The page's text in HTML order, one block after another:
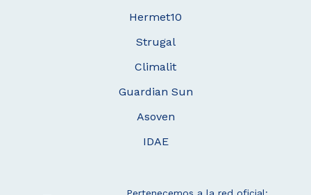
Hermet10
Strugal
Climalit
Guardian Sun
Asoven
IDAE